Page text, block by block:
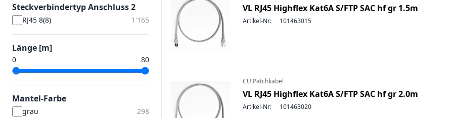
Steckverbindertyp Anschluss 2
RJ45 8(8) 1'165
Länge [m]
Mantel-Farbe
grau
298
VL RJ45 Highflex Kat6A S/FTP SAC hf gr 1.5m
Artikel-Nr: 101463015
CU Patchkabel
VL RJ45 Highflex Kat6A S/FTP SAC hf gr 2.0m
Artikel-Nr: 101463020